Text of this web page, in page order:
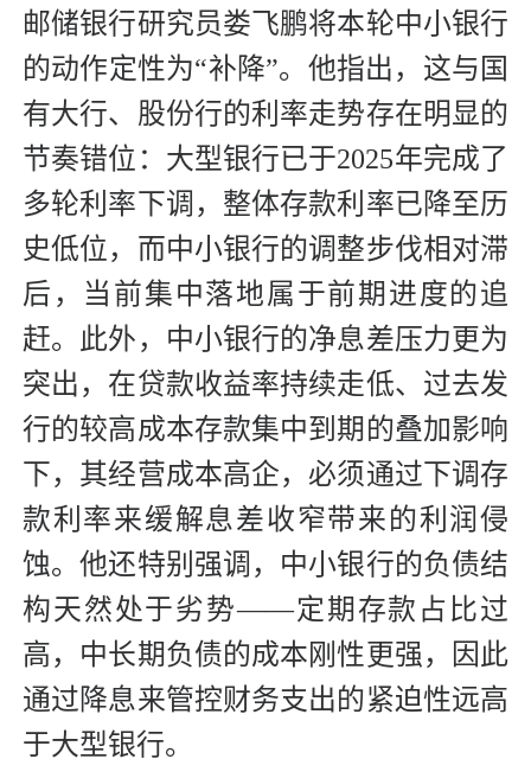
邮储银行研究员娄飞鹏将本轮中小银行
的动作定性为“补降”。他指出，这与国
有大行、股份行的利率走势存在明显的
节奏错位：大型银行已于2025年完成了
多轮利率下调，整体存款利率已降至历
史低位，而中小银行的调整步伐相对滞
后，当前集中落地属于前期进度的追
赶。此外，中小银行的净息差压力更为
突出，在贷款收益率持续走低、过去发
行的较高成本存款集中到期的叠加影响
下，其经营成本高企，必须通过下调存
款利率来缓解息差收窄带来的利润侵
蚀。他还特别强调，中小银行的负债结
构天然处于劣势——定期存款占比过
高，中长期负债的成本刚性更强，因此
通过降息来管控财务支出的紧迫性远高
于大型银行。